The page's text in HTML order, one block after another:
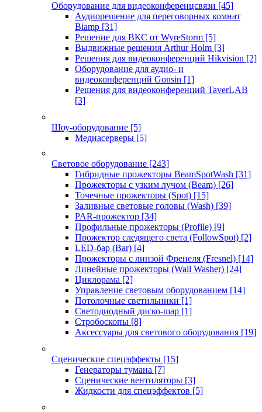
Оборудование для видеоконференцсвязи [45]
Аудиорешение для переговорных комнат
Biamp [31]
Решение для ВКС от WyreStorm [5]
Выдвижные решения Arthur Holm [3]
Решения для видеоконференций Hikvision [2]
Оборудование для аудио- и
видеоконференций Gonsin [1]
Решения для видеоконференций TaverLAB
[3]
Шоу-оборудование [5]
Медиасерверы [5]
Световое оборудование [243]
Гибридные прожекторы BeamSpotWash [31]
Прожекторы с узким лучом (Beam) [26]
Точечные прожекторы (Spot) [15]
Заливные световые головы (Wash) [39]
PAR-прожектор [34]
Профильные прожекторы (Profile) [9]
Прожектор следящего света (FollowSpot) [2]
LED-бар (Bar) [4]
Прожекторы с линзой Френеля (Fresnel) [14]
Линейные прожекторы (Wall Washer) [24]
Циклорама [2]
Управление световым оборудованием [14]
Потолочные светильники [1]
Светодиодный диско-шар [1]
Стробоскопы [8]
Аксессуары для светового оборудования [19]
Сценические спецэффекты [15]
Генераторы тумана [7]
Сценические вентиляторы [3]
Жидкости для спецэффектов [5]